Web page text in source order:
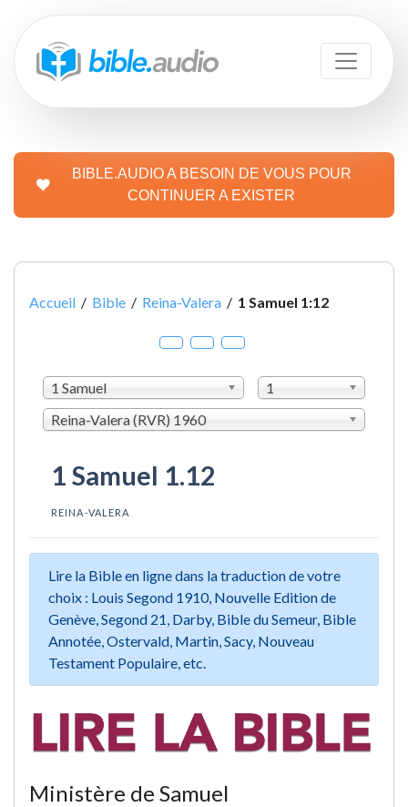
BIBLE.AUDIO A BESOIN DE VOUS POUR
CONTINUER A EXISTER
Accueil / Bible / Reina-Valera / 1 Samuel 1:12
1 Samuel
1
Reina-Valera (RVR) 1960
1 Samuel 1.12
REINA-VALERA
Lire la Bible en ligne dans la traduction de votre
choix : Louis Segond 1910, Nouvelle Edition de
Genève, Segond 21, Darby, Bible du Semeur, Bible
Annotée, Ostervald, Martin, Sacy, Nouveau
Testament Populaire, etc.
Ministère de Samuel